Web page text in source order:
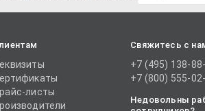
листы
Свяжитесь с
+7 (495) 138-
+7 (800) 555-
Недовольны